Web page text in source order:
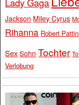
Jackson Miley Cyrus
Rihanna Robert
Sex Sohn Tochter
Verlobung